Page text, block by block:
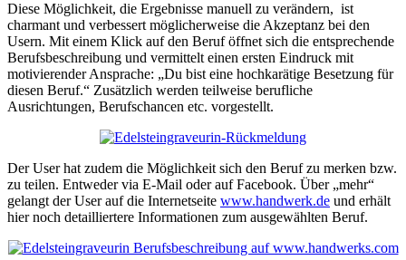
Diese Möglichkeit, die Ergebnisse manuell zu verändern, ist
charmant und verbessert möglicherweise die Akzeptanz bei den
Usern. Mit einem Klick auf den Beruf öffnet sich die entsprechende
Berufsbeschreibung und vermittelt einen ersten Eindruck mit
motivierender Ansprache: „Du bist eine hochkarätige Besetzung für
diesen Beruf.“ Zusätzlich werden teilweise berufliche
Ausrichtungen, Berufschancen etc. vorgestellt.
Der User hat zudem die Möglichkeit sich den Beruf zu merken bzw.
zu teilen. Entweder via E-Mail oder auf Facebook. Über „mehr“
gelangt der User auf die Internetseite www.handwerk.de und erhält
hier noch detailliertere Informationen zum ausgewählten Beruf.